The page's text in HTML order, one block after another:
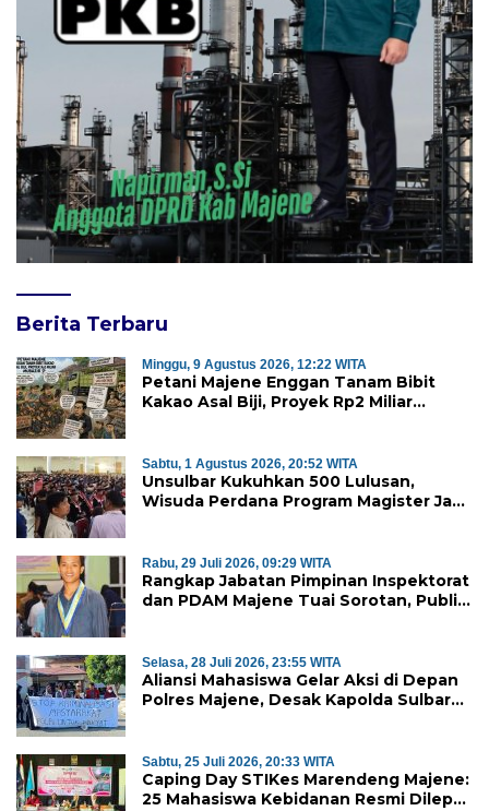
Berita Terbaru
Minggu, 9 Agustus 2026, 12:22 WITA
Petani Majene Enggan Tanam Bibit
Kakao Asal Biji, Proyek Rp2 Miliar
Sabtu, 1 Agustus 2026, 20:52 WITA
Unsulbar Kukuhkan 500 Lulusan,
Wisuda Perdana Program Magister Jadi
Rabu, 29 Juli 2026, 09:29 WITA
Rangkap Jabatan Pimpinan Inspektorat
dan PDAM Majene Tuai Sorotan, Publik
Selasa, 28 Juli 2026, 23:55 WITA
Aliansi Mahasiswa Gelar Aksi di Depan
Polres Majene, Desak Kapolda Sulbar
Sabtu, 25 Juli 2026, 20:33 WITA
Caping Day STIKes Marendeng Majene:
25 Mahasiswa Kebidanan Resmi Dilepas